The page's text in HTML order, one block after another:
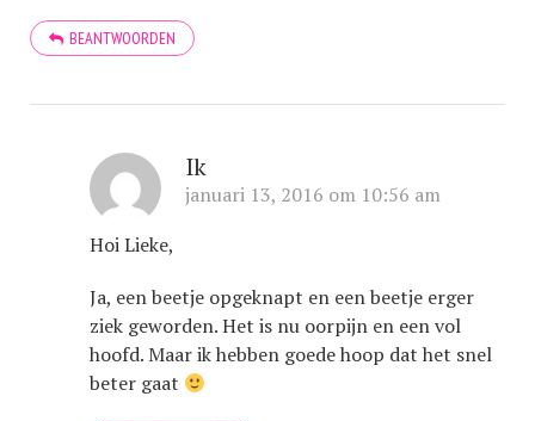
BEANTWOORDEN
Ik
januari 13, 2016 om 10:56 am
Hoi Lieke,
Ja, een beetje opgeknapt en een beetje erger
ziek geworden. Het is nu oorpijn en een vol
hoofd. Maar ik hebben goede hoop dat het snel
beter gaat